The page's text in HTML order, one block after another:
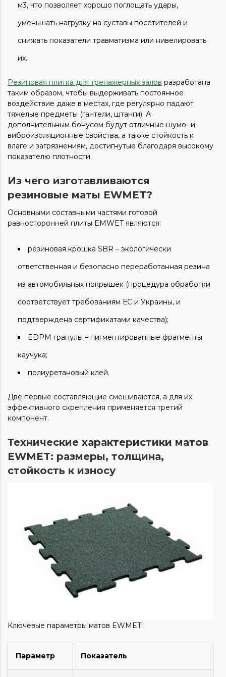
м3, что позволяет хорошо поглощать удары,
уменьшать нагрузку на суставы посетителей и
снижать показатели травматизма или нивелировать
их.
Резиновая плитка для тренажерных залов разработана
таким образом, чтобы выдерживать постоянное
воздействие даже в местах, где регулярно падают
тяжелые предметы (гантели, штанги). А
дополнительным бонусом будут отличные шумо- и
виброизоляционные свойства, а также стойкость к
влаге и загрязнениям, достигнутые благодаря высокому
показателю плотности.
Из чего изготавливаются
резиновые маты EWMET?
Основными составными частями готовой
равносторонней плиты EMWET являются:
резиновая крошка SBR – экологически
ответственная и безопасно переработанная резина
из автомобильных покрышек (процедура обработки
соответствует требованиям ЕС и Украины, и
подтверждена сертификатами качества);
EDPM гранулы – пигментированные фрагменты
каучука;
полиуретановый клей.
Две первые составляющие смешиваются, а для их
эффективного скрепления применяется третий
компонент.
Технические характеристики матов
EWMET: размеры, толщина,
стойкость к износу
Ключевые параметры матов EWMET:
Параметр Показатель